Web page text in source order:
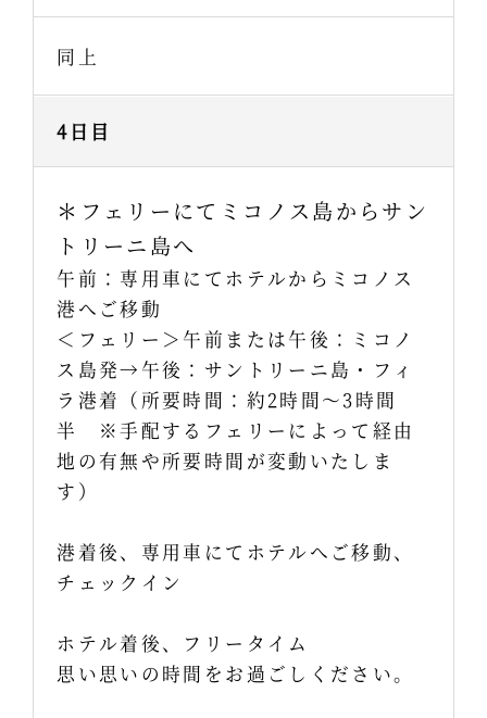
同上
4日目
＊フェリーにてミコノス島からサン
トリーニ島へ
午前：専用車にてホテルからミコノス
港へご移動
＜フェリー＞午前または午後：ミコノ
ス島発→午後：サントリーニ島・フィ
ラ港着（所要時間：約2時間～3時間
半 ※手配するフェリーによって経由
地の有無や所要時間が変動いたしま
す）
港着後、専用車にてホテルへご移動、
チェックイン
ホテル着後、フリータイム
思い思いの時間をお過ごしください。